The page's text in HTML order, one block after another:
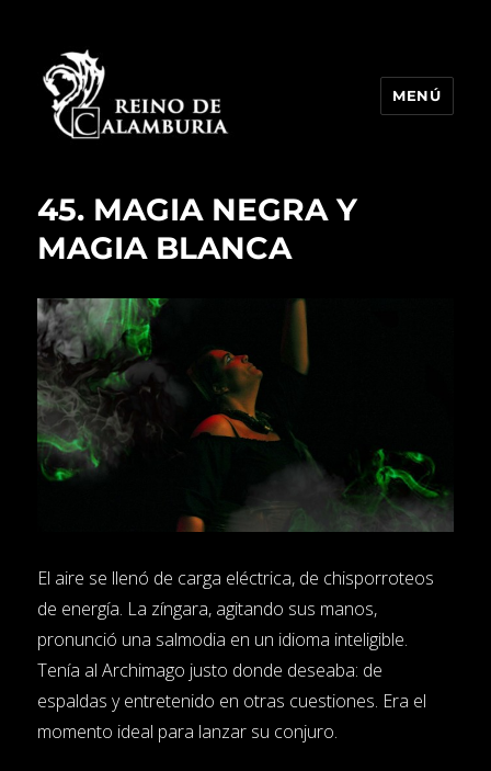
MENÚ
45. MAGIA NEGRA Y
MAGIA BLANCA
El aire se llenó de carga eléctrica, de chisporroteos
de energía. La zíngara, agitando sus manos,
pronunció una salmodia en un idioma inteligible.
Tenía al Archimago justo donde deseaba: de
espaldas y entretenido en otras cuestiones. Era el
momento ideal para lanzar su conjuro.